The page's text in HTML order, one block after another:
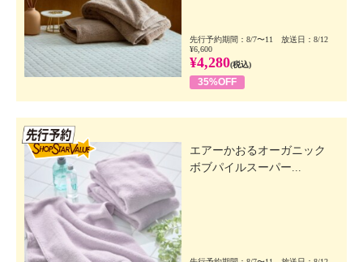
先行予約期間：8/7〜11 放送日：8/12
¥6,600
¥4,280(税込)
35%OFF
エアーかおるオーガニック
ボブパイルスーパー...